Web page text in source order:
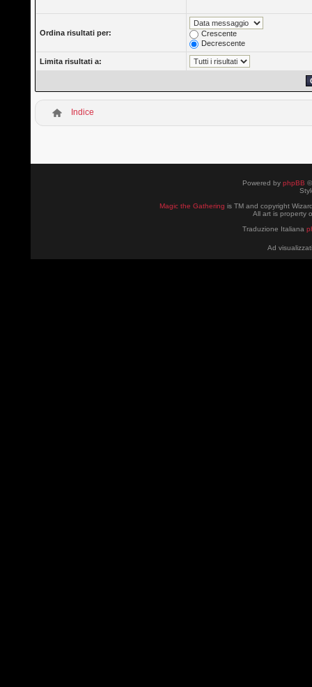
Ordina risultati per:
Crescente
Decrescente
Limita risultati a:
Indice
Powered by phpBB
Magic the Gathering is TM and copyright
All art is property
Traduzione Italiana
Ad